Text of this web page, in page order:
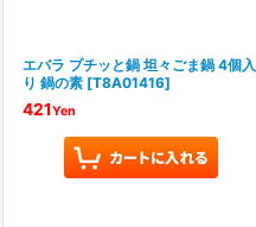
エバラ プチッと鍋 坦々ごま鍋 4個入
り 鍋の素 [T8A01416]
421Yen